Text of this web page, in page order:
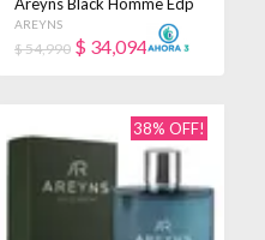
X100ml
AREYNS
$ 54,990 $ 34,094
38% OFF!